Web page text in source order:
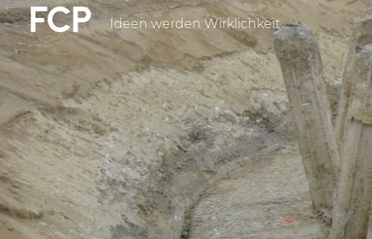
Direkt
zum
Inhalt
FCP
Hauptnavigation
weißes
Logo
Ideen werden Wirklichkeit